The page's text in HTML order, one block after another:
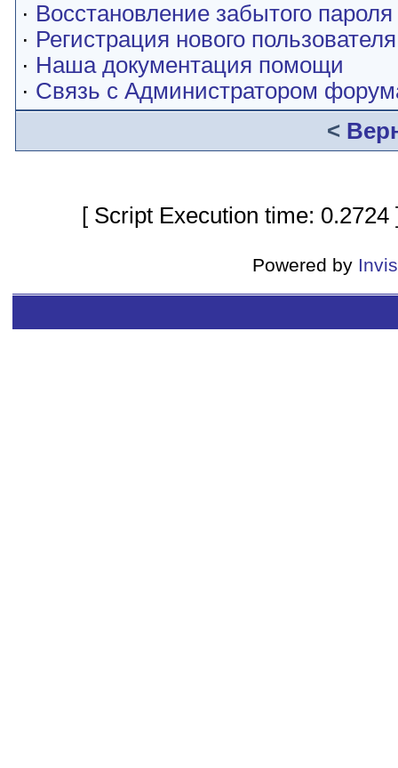
· Восстановление забытого пароля
· Регистрация нового пользователя
· Наша документация помощи
· Связь с Администратором
<
[ Script Execution time:
Powered by